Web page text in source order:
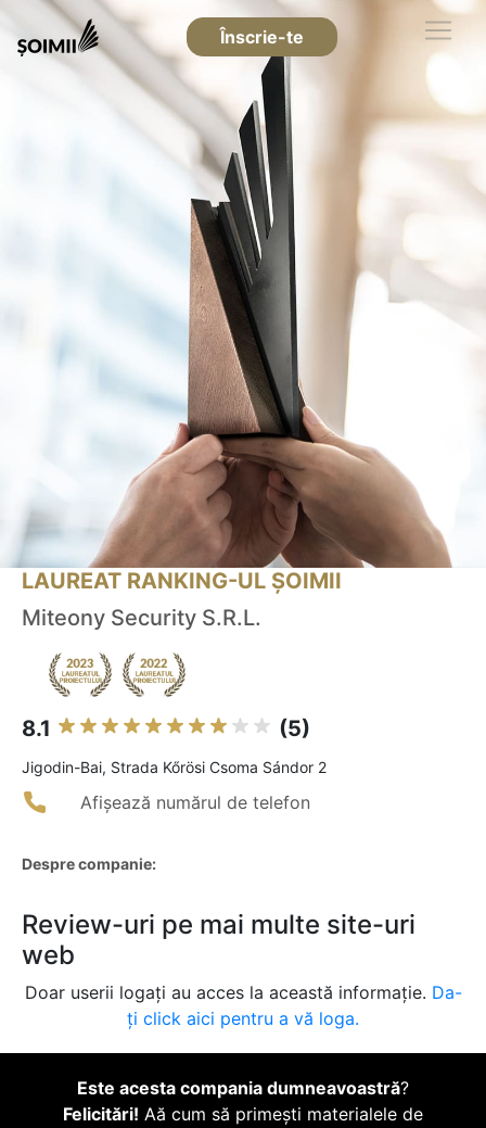
Înscrie-te
LAUREAT RANKING-UL ȘOIMII
Miteony Security S.R.L.
8.1 (5)
Jigodin-Bai, Strada Kőrösi Csoma Sándor 2
Afișează numărul de telefon
Despre companie:
Review-uri pe mai multe site-uri
web
Doar userii logați au acces la această informație. Da-
ți click aici pentru a vă loga.
Este acesta compania dumneavoastră?
Felicitări! Aă cum să primești materialele de